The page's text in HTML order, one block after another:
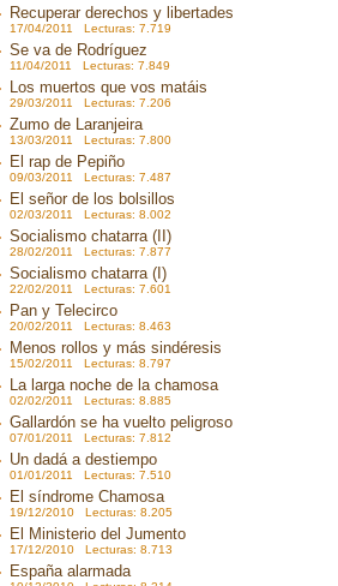
Recuperar derechos y libertades
17/04/2011 Lecturas: 7.719
Se va de Rodríguez
11/04/2011 Lecturas: 7.849
Los muertos que vos matáis
29/03/2011 Lecturas: 7.206
Zumo de Laranjeira
13/03/2011 Lecturas: 7.800
El rap de Pepiño
09/03/2011 Lecturas: 7.487
El señor de los bolsillos
02/03/2011 Lecturas: 8.002
Socialismo chatarra (II)
28/02/2011 Lecturas: 7.877
Socialismo chatarra (I)
22/02/2011 Lecturas: 7.601
Pan y Telecirco
20/02/2011 Lecturas: 8.463
Menos rollos y más sindéresis
15/02/2011 Lecturas: 8.797
La larga noche de la chamosa
02/02/2011 Lecturas: 8.885
Gallardón se ha vuelto peligroso
07/01/2011 Lecturas: 7.812
Un dadá a destiempo
01/01/2011 Lecturas: 7.510
El síndrome Chamosa
19/12/2010 Lecturas: 8.205
El Ministerio del Jumento
17/12/2010 Lecturas: 8.713
España alarmada